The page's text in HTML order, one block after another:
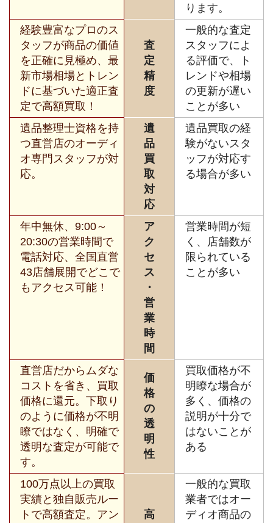
ります。
経験豊富なプロのス
タッフが商品の価値
を正確に見極め、最
新市場相場とトレン
ドに基づいた適正査
定で高額買取！
査
定
精
度
一般的な査定
スタッフによ
る評価で、ト
レンドや相場
の更新が遅い
ことが多い
遺品整理士資格を持
つ直営店のオーディ
オ専門スタッフが対
応。
遺
品
買
取
対
応
遺品買取の経
験がないスタ
ッフが対応す
る場合が多い
年中無休、9:00～
20:30の営業時間で
電話対応、全国直営
43店舗展開でどこで
もアクセス可能！
ア
ク
セ
ス
・
営
業
時
間
営業時間が短
く、店舗数が
限られている
ことが多い
直営店だからムダな
コストを省き、買取
価格に還元。下取り
のように価格が不明
瞭ではなく、明確で
透明な査定が可能で
す。
価
格
の
透
明
性
買取価格が不
明瞭な場合が
多く、価格の
説明が十分で
はないことが
ある
100万点以上の買取
実績と独自販売ルー
トで高額査定。アン
高
一般的な買取
業者ではオー
ディオ商品の